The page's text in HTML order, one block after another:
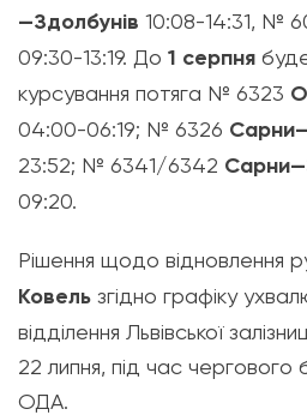
—Здолбунів 10:08-14:31, №
09:30-13:19. До 1 серпня
курсування потяга № 6323
04:00-06:19; № 6326
23:52; № 6341/6342
09:20.
Рішення щодо відновлення
Ковель згідно графіку
відділення Львівської
22 липня, під час чергового
ОДА.